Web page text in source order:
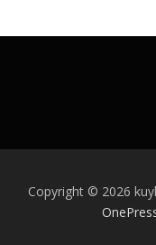
Copyright © 2026